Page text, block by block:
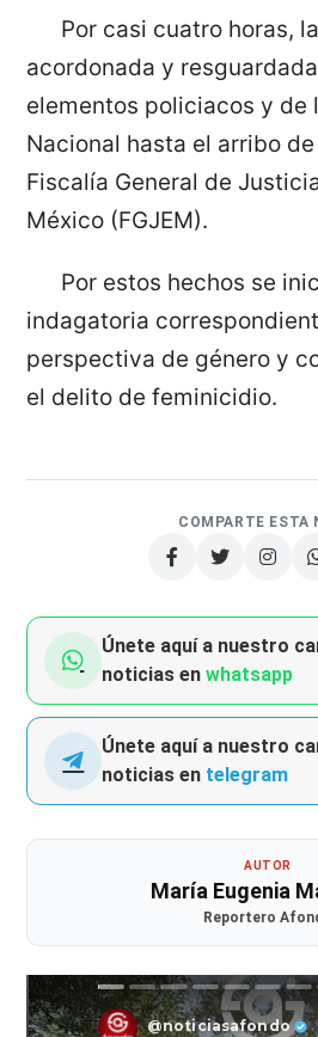
Por casi cuatro horas,
acordonada y
elementos policiacos y de
Nacional hasta el arribo
Fiscalía General de
México (FGJEM).
Por estos hechos se
indagatoria
perspectiva de género y
el delito de feminicidio.
COMPARTE ESTA
Únete aquí a nuestro
noticias enwhatsapp
Únete aquí a nuestro
noticias en telegram
AUTOR
María Eugenia
Reportero
@noticiasafondo